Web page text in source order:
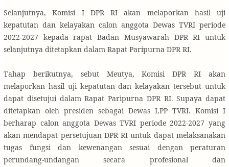
Selanjutnya, Komisi I DPR RI akan melaporkan hasil uji
kepatutan dan kelayakan calon anggota Dewas TVRI periode
2022-2027 kepada rapat Badan Musyawarah DPR RI untuk
selanjutnya ditetapkan dalam Rapat Paripurna DPR RI.
Tahap berikutnya, sebut Meutya, Komisi DPR RI akan
melaporkan hasil uji kepatutan dan kelayakan tersebut untuk
dapat disetujui dalam Rapat Paripurna DPR RI. Supaya dapat
ditetapkan oleh presiden sebagai Dewas LPP TVRI. Komisi I
berharap calon anggota Dewas TVRI periode 2022-2027 yang
akan mendapat persetujuan DPR RI untuk dapat melaksanakan
tugas fungsi dan kewenangan sesuai dengan peraturan
perundang-undangan secara profesional dan